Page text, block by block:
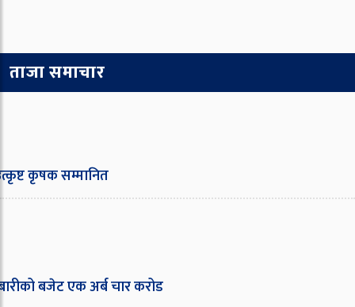
ताजा समाचार
कृषक सम्मानित
बजेट एक अर्ब चार करोड